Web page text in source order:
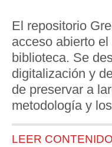
El repositorio
acceso abierto
biblioteca. Se
digitalización y
de preservar a
metodología y
LEER